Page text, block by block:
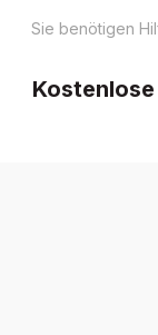
Sie benötigen